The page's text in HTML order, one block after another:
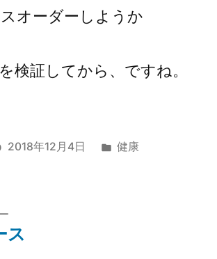
オーダーしようか
検証してから、ですね。
2018年12月4日
カ
健康
次
の
ス